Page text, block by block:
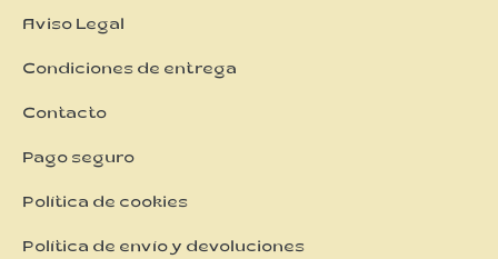
Aviso Legal
Condiciones de entrega
Contacto
Pago seguro
Política de cookies
Política de envío y devoluciones